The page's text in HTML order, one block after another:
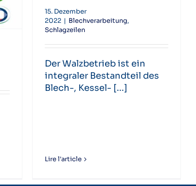
15. Dezember
2022 | Blechverarbeitung,
Schlagzeilen
Der Walzbetrieb ist ein
integraler Bestandteil des
Blech-, Kessel- [...]
Lire l'article